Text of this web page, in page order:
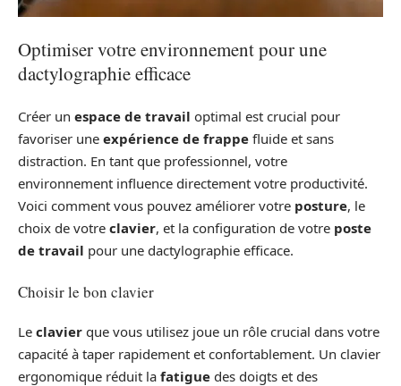
Optimiser votre environnement pour une
dactylographie efficace
Créer un espace de travail optimal est crucial pour
favoriser une expérience de frappe fluide et sans
distraction. En tant que professionnel, votre
environnement influence directement votre productivité.
Voici comment vous pouvez améliorer votre posture, le
choix de votre clavier, et la configuration de votre poste
de travail pour une dactylographie efficace.
Choisir le bon clavier
Le clavier que vous utilisez joue un rôle crucial dans votre
capacité à taper rapidement et confortablement. Un clavier
ergonomique réduit la fatigue des doigts et des